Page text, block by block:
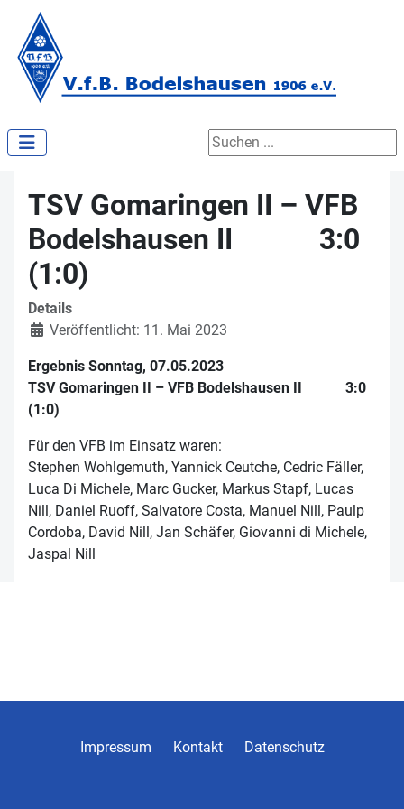
Suchen ...
TSV Gomaringen II – VFB
Bodelshausen II 3:0
(1:0)
Details
Veröffentlicht: 11. Mai 2023
Ergebnis Sonntag, 07.05.2023
TSV Gomaringen II – VFB Bodelshausen II 3:0
(1:0)
Für den VFB im Einsatz waren:
Stephen Wohlgemuth, Yannick Ceutche, Cedric Fäller,
Luca Di Michele, Marc Gucker, Markus Stapf, Lucas
Nill, Daniel Ruoff, Salvatore Costa, Manuel Nill, Paulp
Cordoba, David Nill, Jan Schäfer, Giovanni di Michele,
Jaspal Nill
Impressum Kontakt Datenschutz